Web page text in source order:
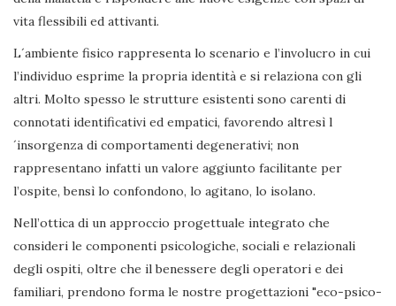
vita flessibili ed attivanti.
L´ambiente fisico rappresenta lo scenario e l’involucro in cui
l’individuo esprime la propria identità e si relaziona con gli
altri. Molto spesso le strutture esistenti sono carenti di
connotati identificativi ed empatici, favorendo altresì l
´insorgenza di comportamenti degenerativi; non
rappresentano infatti un valore aggiunto facilitante per
l’ospite, bensì lo confondono, lo agitano, lo isolano.
Nell’ottica di un approccio progettuale integrato che
consideri le componenti psicologiche, sociali e relazionali
degli ospiti, oltre che il benessere degli operatori e dei
familiari, prendono forma le nostre progettazioni "eco-psico-